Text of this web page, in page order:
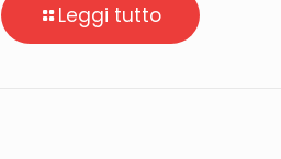
Leggi tutto